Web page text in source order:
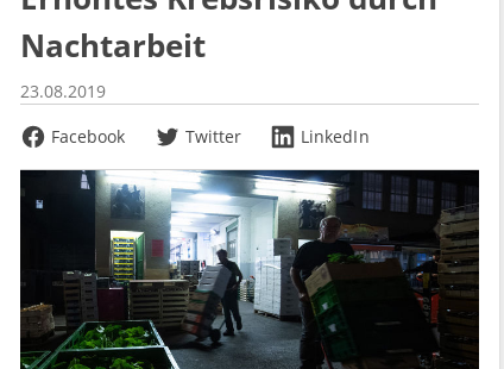
Nachtarbeit
23.08.2019
Facebook
Twitter LinkedIn